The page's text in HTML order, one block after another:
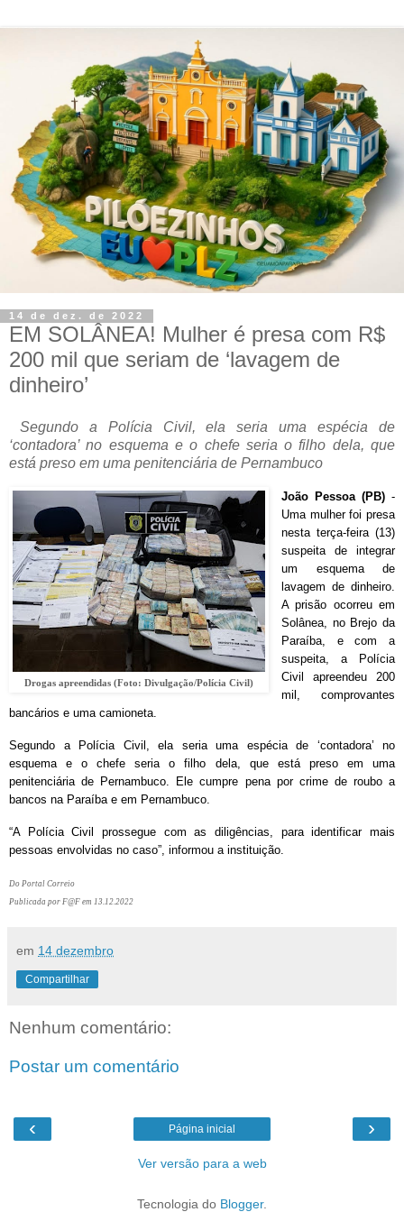
14 de dez. de 2022
EM SOLÂNEA! Mulher é presa com R$
200 mil que seriam de ‘lavagem de
dinheiro’
Segundo a Polícia Civil, ela seria uma espécia de
‘contadora’ no esquema e o chefe seria o filho dela, que
está preso em uma penitenciária de Pernambuco
Drogas apreendidas (Foto: Divulgação/Polícia Civil)
João Pessoa (PB) -
Uma mulher foi presa
nesta terça-feira (13)
suspeita de integrar
um esquema de
lavagem de dinheiro.
A prisão ocorreu em
Solânea, no Brejo da
Paraíba, e com a
suspeita, a Polícia
Civil apreendeu 200
mil, comprovantes
bancários e uma camioneta.
Segundo a Polícia Civil, ela seria uma espécia de ‘contadora’ no
esquema e o chefe seria o filho dela, que está preso em uma
penitenciária de Pernambuco. Ele cumpre pena por crime de roubo a
bancos na Paraíba e em Pernambuco.
“A Polícia Civil prossegue com as diligências, para identificar mais
pessoas envolvidas no caso”, informou a instituição.
Do Portal Correio
Publicada por F@F em 13.12.2022
em 14 dezembro
Compartilhar
Nenhum comentário:
Postar um comentário
‹ ›
Página inicial
Ver versão para a web
Tecnologia do Blogger.